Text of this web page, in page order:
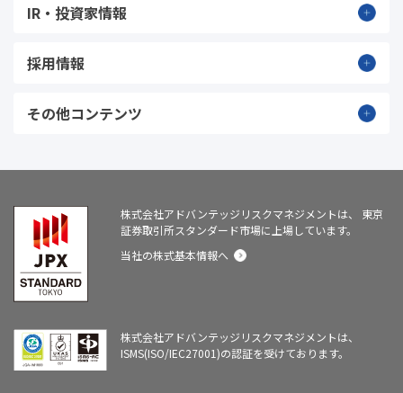
IR・投資家情報
採用情報
その他コンテンツ
株式会社アドバンテッジリスクマネジメントは、
東京
証券取引所スタンダード市場に上場しています。
当社の株式基本情報へ
株式会社アドバンテッジリスクマネジメントは、
ISMS(ISO/IEC27001)の認証を受けております。